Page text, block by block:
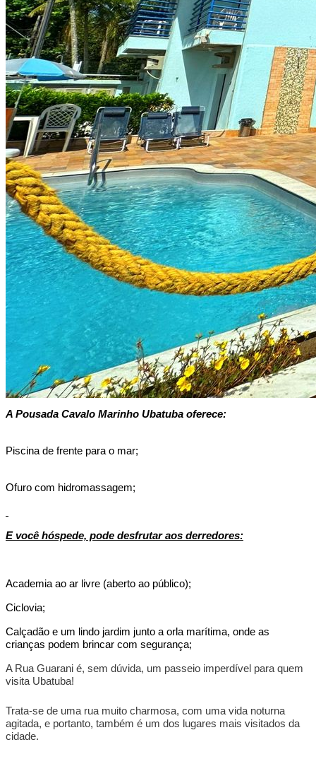
A Pousada Cavalo Marinho Ubatuba oferece:
Piscina de frente para o mar;
Ofuro com hidromassagem;
E você hóspede, pode desfrutar aos derredores:
Academia ao ar livre (aberto ao público);
Ciclovia;
Calçadão e um lindo jardim junto a orla marítima, onde as
crianças podem brincar com segurança;
A Rua Guarani é, sem dúvida, um passeio imperdível para quem
visita Ubatuba!
Trata-se de uma rua muito charmosa, com uma vida noturna
agitada, e portanto, também é um dos lugares mais visitados da
cidade.